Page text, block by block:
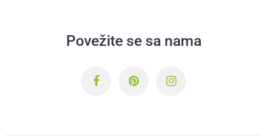
Povežite se sa nama